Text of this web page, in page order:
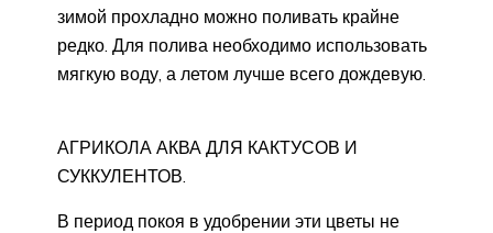
зимой прохладно можно поливать крайне
редко. Для полива необходимо использовать
мягкую воду, а летом лучше всего дождевую.
АГРИКОЛА АКВА ДЛЯ КАКТУСОВ И
СУККУЛЕНТОВ.
В период покоя в удобрении эти цветы не